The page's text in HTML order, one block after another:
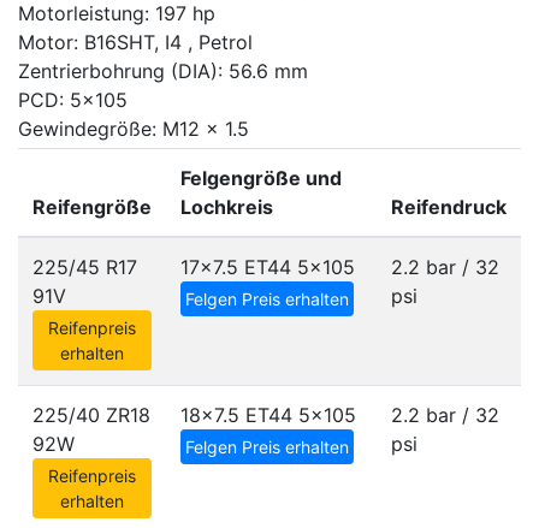
Motorleistung: 197 hp
Motor: B16SHT, I4 , Petrol
Zentrierbohrung (DIA): 56.6 mm
PCD: 5x105
Gewindegröße: M12 x 1.5
Reifengröße
Felgengröße und
Lochkreis
Reifendruck
225/45 R17
91V
Reifenpreis
erhalten
17x7.5 ET44 5x105
Felgen Preis erhalten
2.2 bar / 32
psi
225/40 ZR18
92W
Reifenpreis
erhalten
18x7.5 ET44 5x105
Felgen Preis erhalten
2.2 bar / 32
psi